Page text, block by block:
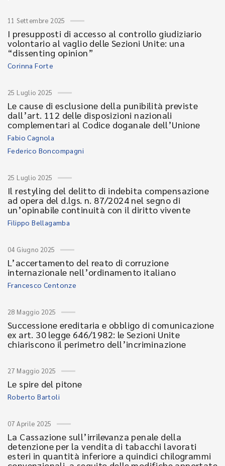
11 Settembre 2025
I presupposti di accesso al controllo giudiziario
volontario al vaglio delle Sezioni Unite: una
“dissenting opinion”
Corinna Forte
25 Luglio 2025
Le cause di esclusione della punibilità previste
dall’art. 112 delle disposizioni nazionali
complementari al Codice doganale dell’Unione
Fabio Cagnola
Federico Boncompagni
25 Luglio 2025
Il restyling del delitto di indebita compensazione
ad opera del d.lgs. n. 87/2024 nel segno di
un’opinabile continuità con il diritto vivente
Filippo Bellagamba
04 Giugno 2025
L’accertamento del reato di corruzione
internazionale nell’ordinamento italiano
Francesco Centonze
28 Maggio 2025
Successione ereditaria e obbligo di comunicazione
ex art. 30 legge 646/1982: le Sezioni Unite
chiariscono il perimetro dell’incriminazione
27 Maggio 2025
Le spire del pitone
Roberto Bartoli
07 Aprile 2025
La Cassazione sull’irrilevanza penale della
detenzione per la vendita di tabacchi lavorati
esteri in quantità inferiore a quindici chilogrammi